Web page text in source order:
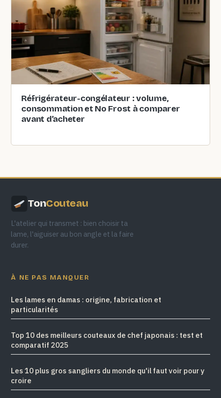
Réfrigérateur-congélateur : volume,
consommation et No Frost à comparer
avant d’acheter
TonCouteau
L'atelier qui transmet : bien choisir ta
lame, l'aiguiser au bon angle et la faire
durer.
À NE PAS MANQUER
Les lames en damas : origine, fabrication et
particularités
Top 10 des meilleurs couteaux de chef japonais : test et
comparatif 2025
Les 10 plus gros sangliers du monde qu'il faut voir pour y
croire